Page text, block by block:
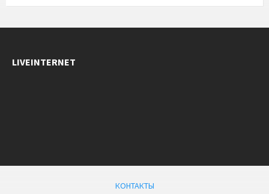
LIVEINTERNET
КОНТАКТЫ